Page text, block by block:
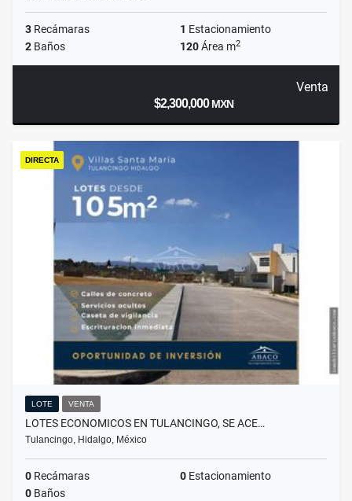
3 Recámaras 1 Estacionamiento
2 Baños 120Área m2
Venta
$2,300,000MXN
DIRECTA
LOTE VENTA
LOTES ECONOMICOS EN TULANCINGO, SE ACE…
Tulancingo, Hidalgo, México
0 Recámaras 0 Estacionamiento
0 Baños